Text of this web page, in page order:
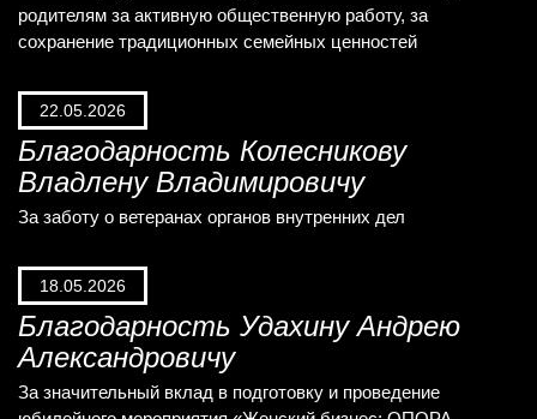
родителям за активную общественную работу, за
сохранение традиционных семейных ценностей
22.05.2026
Благодарность Колесникову
Владлену Владимировичу
За заботу о ветеранах органов внутренних дел
18.05.2026
Благодарность Удахину Андрею
Александровичу
За значительный вклад в подготовку и проведение